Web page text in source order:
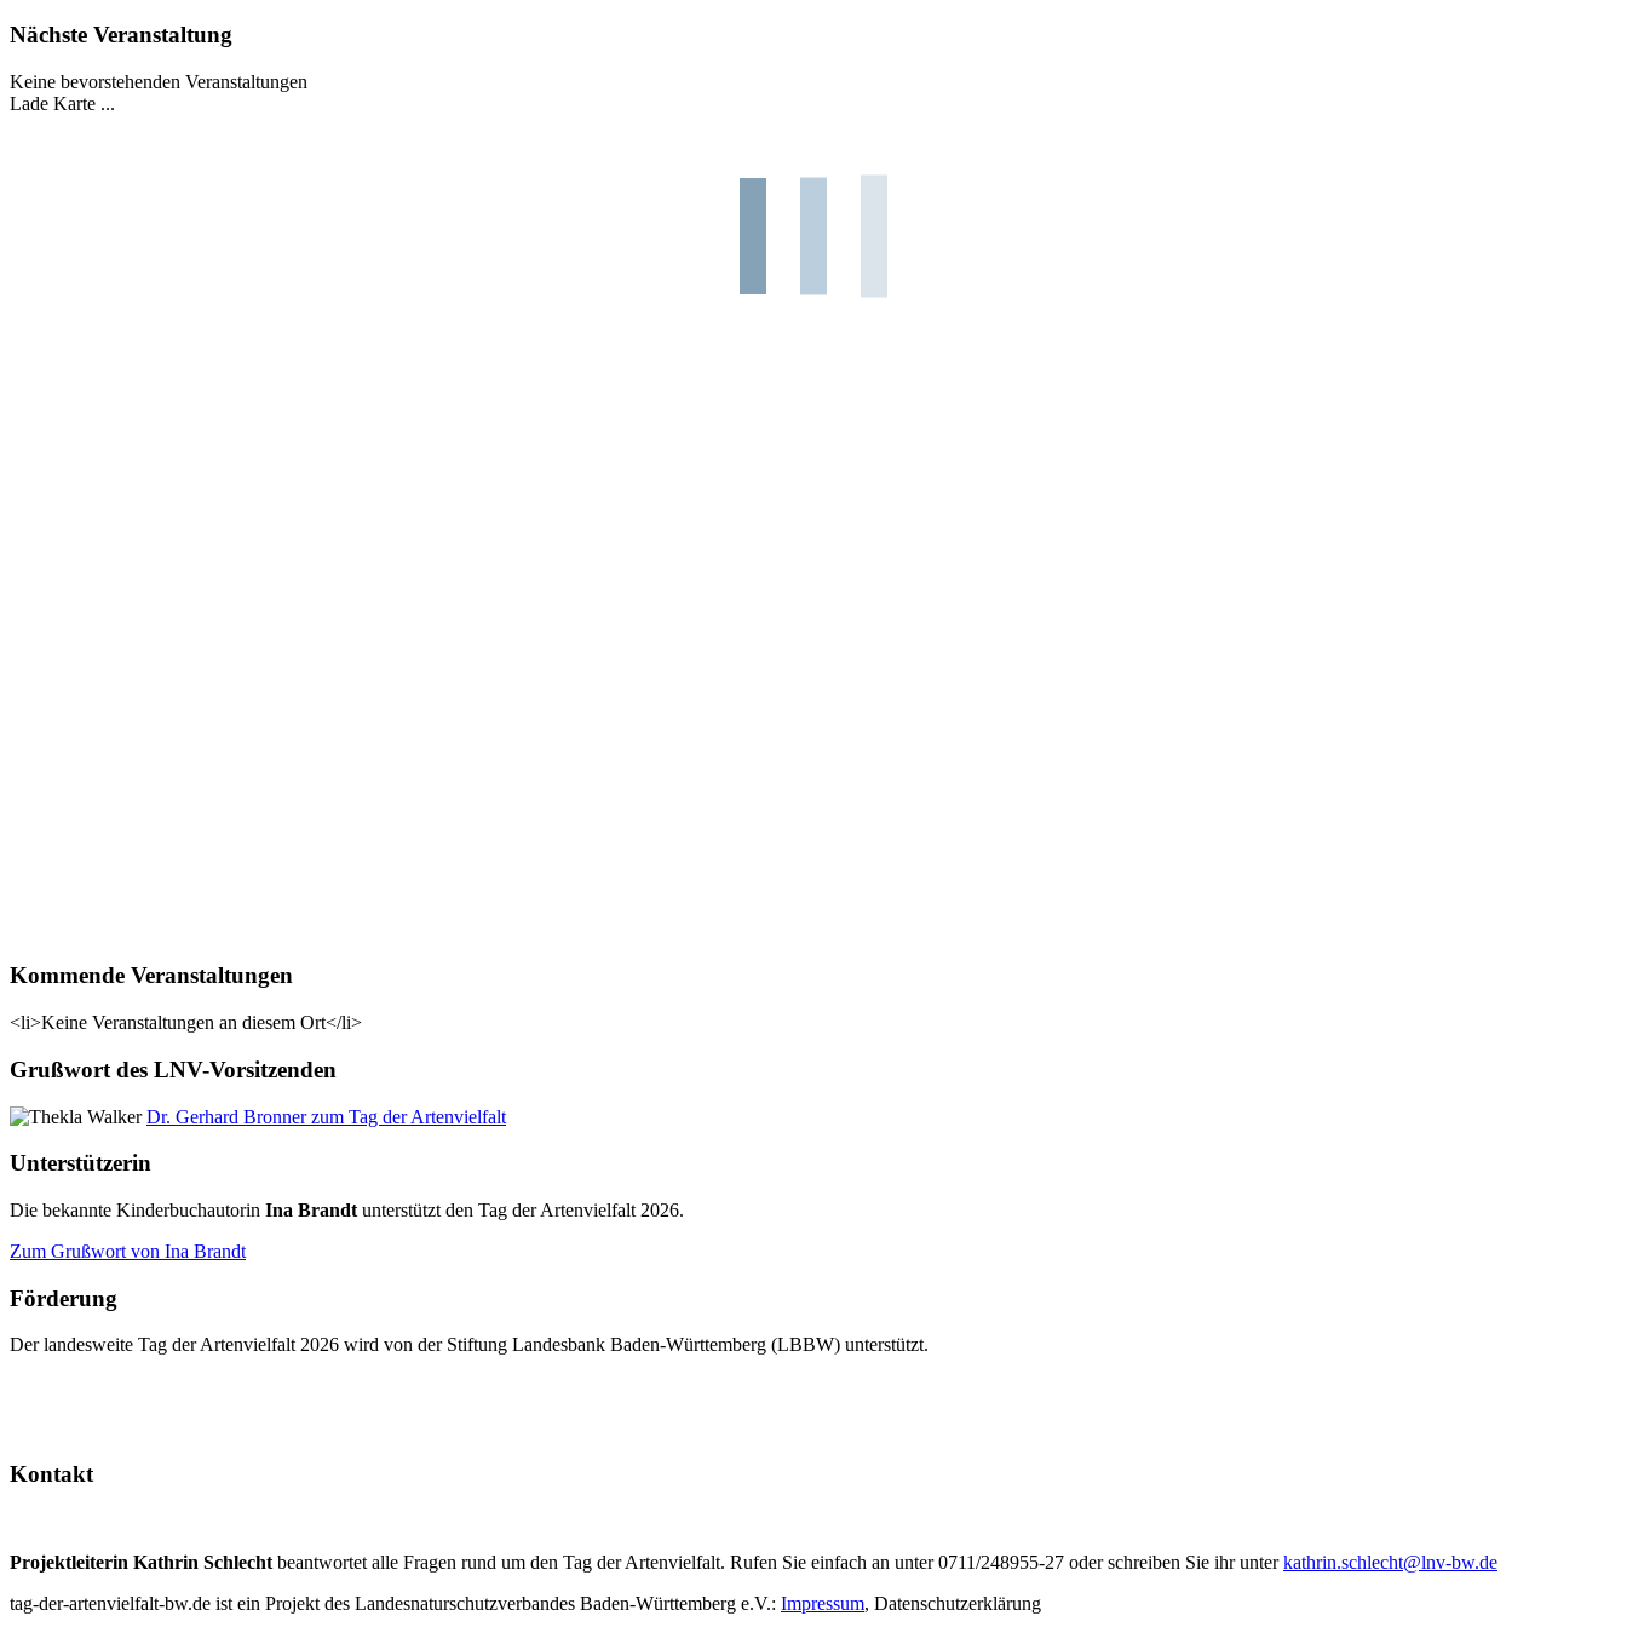
Nächste Veranstaltung
Keine bevorstehenden Veranstaltungen
Lade Karte ...
Kommende Veranstaltungen
<li>Keine Veranstaltungen an diesem Ort</li>
Grußwort des LNV-Vorsitzenden
Dr. Gerhard Bronner zum Tag der Artenvielfalt
Unterstützerin
Die bekannte Kinderbuchautorin Ina Brandt unterstützt den Tag der Artenvielfalt 2026.
Zum Grußwort von Ina Brandt
Förderung
Der landesweite Tag der Artenvielfalt 2026 wird von der Stiftung Landesbank Baden-Württemberg (LBBW) unterstützt.
Kontakt
Projektleiterin Kathrin Schlecht beantwortet alle Fragen rund um den Tag der Artenvielfalt. Rufen Sie einfach an unter 0711/248955-27 oder schreiben Sie ihr unterkathrin.schlecht@lnv-bw.de
tag-der-artenvielfalt-bw.de ist ein Projekt des Landesnaturschutzverbandes Baden-Württemberg e.V.: Impressum, Datenschutzerklärung